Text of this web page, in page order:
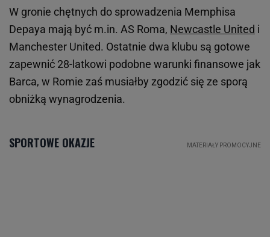
W gronie chętnych do sprowadzenia Memphisa
Depaya mają być m.in. AS Roma, Newcastle United i
Manchester United. Ostatnie dwa klubu są gotowe
zapewnić 28-latkowi podobne warunki finansowe jak
Barca, w Romie zaś musiałby zgodzić się ze sporą
obniżką wynagrodzenia.